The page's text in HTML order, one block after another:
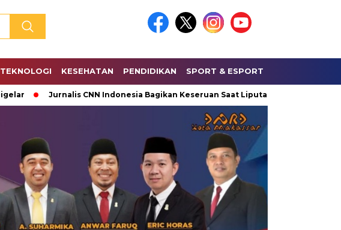
TEKNOLOGI KESEHATAN PENDIDIKAN SPORT & ESPORT
Jurnalis CNN Indonesia Bagikan Keseruan Saat Liputan Lapangan kepada